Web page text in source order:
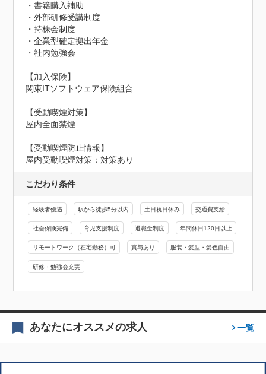
・書籍購入補助
・外部研修受講制度
・持株会制度
・企業型確定拠出年金
・社内勉強会
【加入保険】
関東ITソフトウェア保険組合
【受動喫煙対策】
屋内全面禁煙
【受動喫煙防止情報】
屋内受動喫煙対策：対策あり
こだわり条件
経験者優遇 駅から徒歩5分以内 土日祝日休み 交通費支給
社会保険完備 育児支援制度 退職金制度 年間休日120日以上
リモートワーク（在宅勤務）可 賞与あり 服装・髪型・髪色自由
研修・勉強会充実
あなたにオススメの求人 一覧